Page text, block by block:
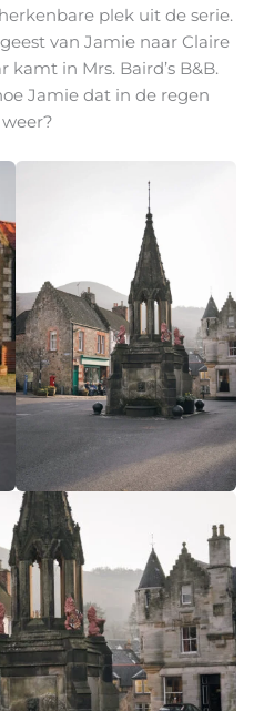
plek uit de serie.
van Jamie naar Claire
in Mrs. Baird’s B&B.
Jamie dat in de regen